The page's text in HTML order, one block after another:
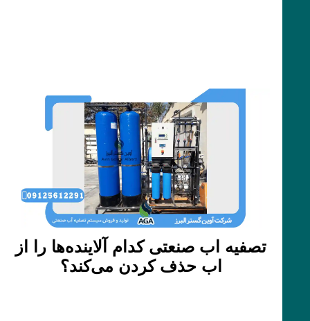
تصفیه اب صنعتی کدام آلاینده‌ها را از
اب حذف کردن می‌کند؟